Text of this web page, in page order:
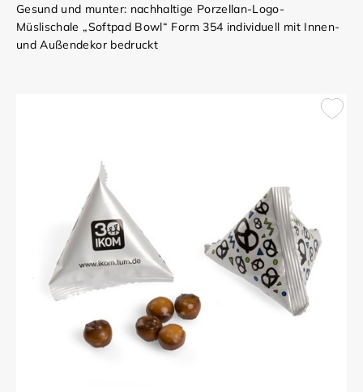
Gesund und munter: nachhaltige Porzellan-Logo-
Müslischale „Softpad Bowl“ Form 354 individuell mit Innen-
und Außendekor bedruckt